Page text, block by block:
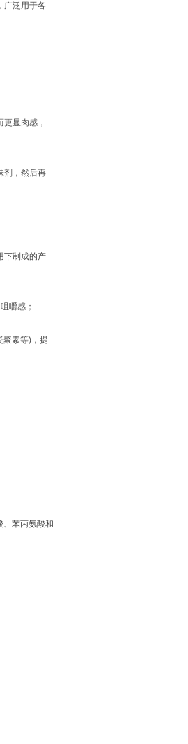
广泛用于各
显肉感，
剂，然后再
下制成的产
嚼感；
素等)，提
苯丙氨酸和